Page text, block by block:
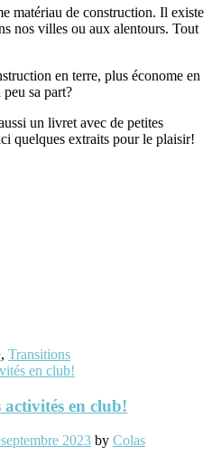
matériau de construction. Il existe
nos villes ou aux alentours. Tout
en terre, plus économe en
sa part?
un livret avec de petites
quelques extraits pour le plaisir!
, Transitions
activités en club!
2023 by Colas